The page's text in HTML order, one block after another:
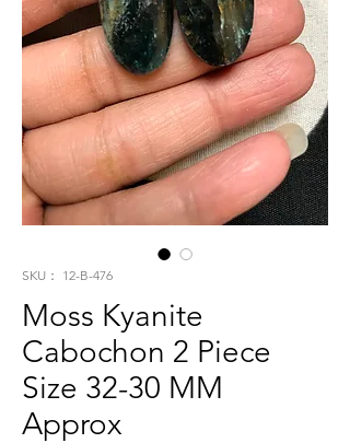
SKU： 12-B-476
Moss Kyanite
Cabochon 2 Piece
Size 32-30 MM
Approx